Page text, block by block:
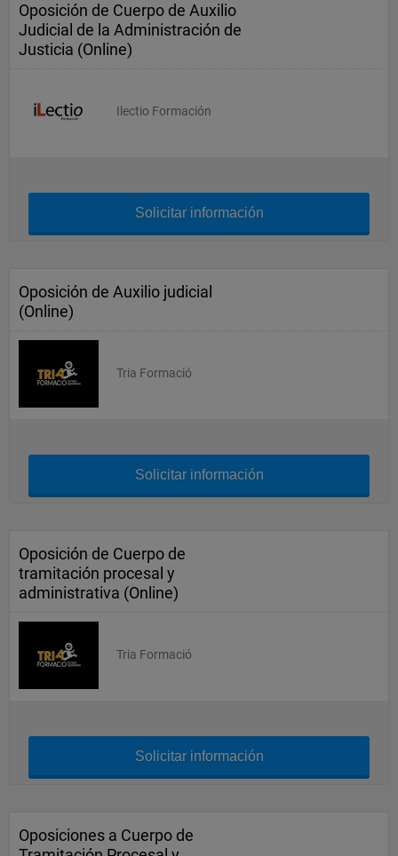
Oposición de Cuerpo de Auxilio
Judicial de la Administración de
Justicia (Online)
Ilectio Formación
Solicitar información
Oposición de Auxilio judicial
(Online)
Tria Formació
Solicitar información
Oposición de Cuerpo de
tramitación procesal y
administrativa (Online)
Tria Formació
Solicitar información
Oposiciones a Cuerpo de